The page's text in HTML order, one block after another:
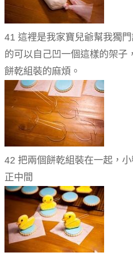
41 這裡是我家寶兒爺幫我獨
的可以自己凹一個這樣的架子
餅乾組裝的麻煩。
42 把兩個餅乾組裝在一起，
正中間